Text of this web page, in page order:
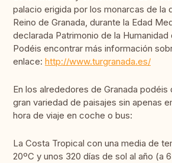
palacio erigida por los monarcas de la
Reino de Granada, durante la Edad
declarada Patrimonio de la Humanidad
Podéis encontrar más información
enlace: http://www.turgranada.es/
En los alrededores de Granada podéis
gran variedad de paisajes sin apenas
hora de viaje en coche o bus:
La Costa Tropical con una media de
20ºC y unos 320 días de sol al año (a